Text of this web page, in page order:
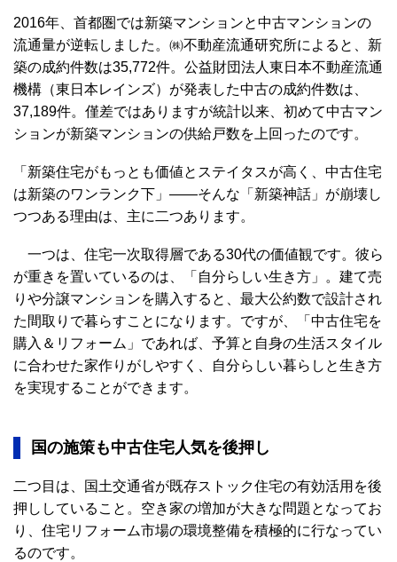
2016年、首都圏では新築マンションと中古マンションの
流通量が逆転しました。㈱不動産流通研究所によると、新
築の成約件数は35,772件。公益財団法人東日本不動産流通
機構（東日本レインズ）が発表した中古の成約件数は、
37,189件。僅差ではありますが統計以来、初めて中古マン
ションが新築マンションの供給戸数を上回ったのです。
「新築住宅がもっとも価値とステイタスが高く、中古住宅
は新築のワンランク下」――そんな「新築神話」が崩壊し
つつある理由は、主に二つあります。
一つは、住宅一次取得層である30代の価値観です。彼ら
が重きを置いているのは、「自分らしい生き方」。建て売
りや分譲マンションを購入すると、最大公約数で設計され
た間取りで暮らすことになります。ですが、「中古住宅を
購入＆リフォーム」であれば、予算と自身の生活スタイル
に合わせた家作りがしやすく、自分らしい暮らしと生き方
を実現することができます。
国の施策も中古住宅人気を後押し
二つ目は、国土交通省が既存ストック住宅の有効活用を後
押ししていること。空き家の増加が大きな問題となってお
り、住宅リフォーム市場の環境整備を積極的に行なってい
るのです。